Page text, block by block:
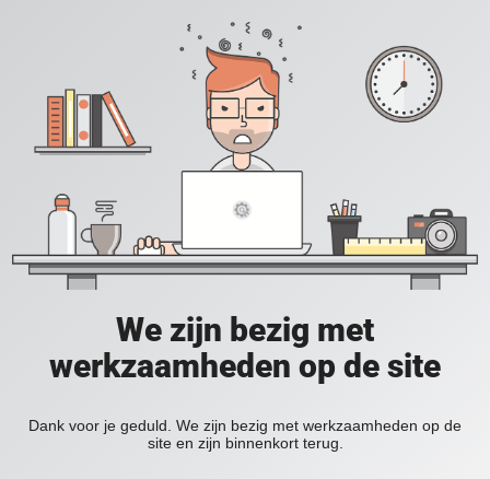
We zijn bezig met
werkzaamheden op de site
Dank voor je geduld. We zijn bezig met werkzaamheden op de
site en zijn binnenkort terug.